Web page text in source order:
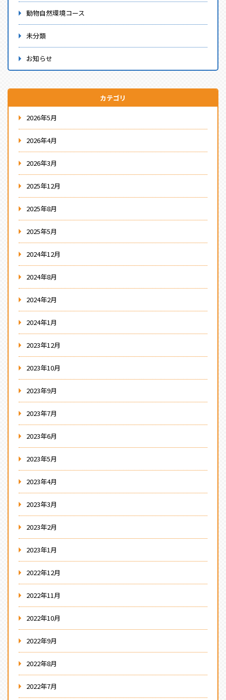
動物自然環境コース
未分類
お知らせ
カテゴリ
2026年5月
2026年4月
2026年3月
2025年12月
2025年8月
2025年5月
2024年12月
2024年8月
2024年2月
2024年1月
2023年12月
2023年10月
2023年9月
2023年7月
2023年6月
2023年5月
2023年4月
2023年3月
2023年2月
2023年1月
2022年12月
2022年11月
2022年10月
2022年9月
2022年8月
2022年7月